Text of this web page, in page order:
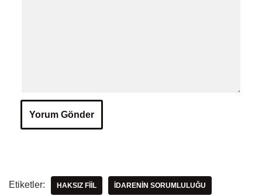
Etiketler: HAKSIZ FIIL İDARENIN SORUMLULUĞU